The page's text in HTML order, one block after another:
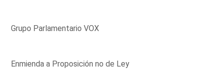
Grupo Parlamentario VOX
Enmienda a Proposición no de Ley